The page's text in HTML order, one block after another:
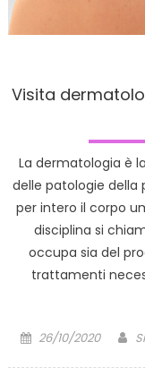
Visita
La dermatologia è
delle patologie della
per intero il corpo
disciplina si
occupa sia del
trattamenti
Posted
26/10/2020